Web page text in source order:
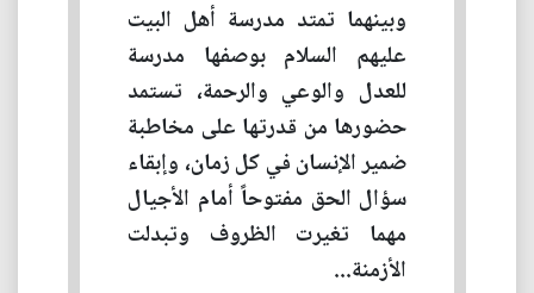
وبينهما تمتد مدرسة أهل البيت
عليهم السلام بوصفها مدرسة
للعدل والوعي والرحمة، تستمد
حضورها من قدرتها على مخاطبة
ضمير الإنسان في كل زمان، وإبقاء
سؤال الحق مفتوحاً أمام الأجيال
مهما تغيرت الظروف وتبدلت
الأزمنة...